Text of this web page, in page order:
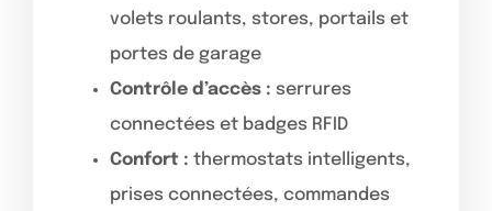
volets roulants, stores, portails et
portes de garage
Contrôle d’accès : serrures
connectées et badges RFID
Confort : thermostats intelligents,
prises connectées, commandes